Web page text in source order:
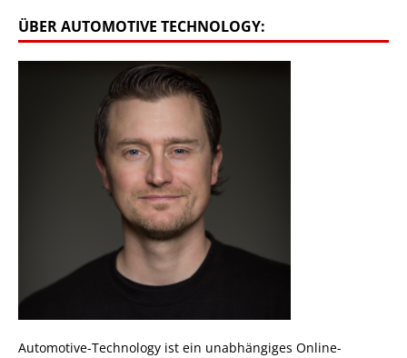
ÜBER AUTOMOTIVE TECHNOLOGY:
Automotive-Technology ist ein unabhängiges Online-